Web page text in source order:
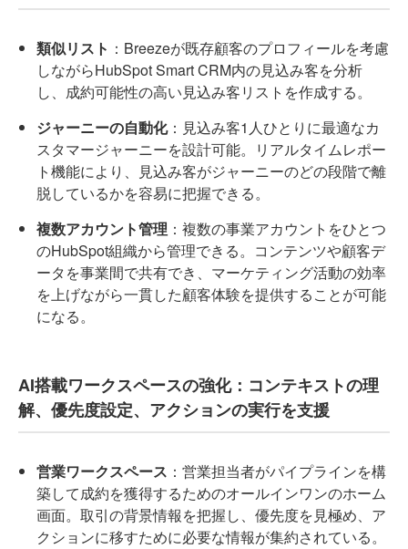
類似リスト ：Breezeが既存顧客のプロフィールを考慮
しながらHubSpot Smart CRM内の見込み客を分析
し、成約可能性の高い見込み客リストを作成する。
ジャーニーの自動化：見込み客1人ひとりに最適なカ
スタマージャーニーを設計可能。リアルタイムレポー
ト機能により、見込み客がジャーニーのどの段階で離
脱しているかを容易に把握できる。
複数アカウント管理 ：複数の事業アカウントをひとつ
のHubSpot組織から管理できる。コンテンツや顧客デ
ータを事業間で共有でき、マーケティング活動の効率
を上げながら一貫した顧客体験を提供することが可能
になる。
AI搭載ワークスペースの強化：コンテキストの理
解、優先度設定、アクションの実行を支援
営業ワークスペース ：営業担当者がパイプラインを構
築して成約を獲得するためのオールインワンのホーム
画面。取引の背景情報を把握し、優先度を見極め、ア
クションに移すために必要な情報が集約されている。